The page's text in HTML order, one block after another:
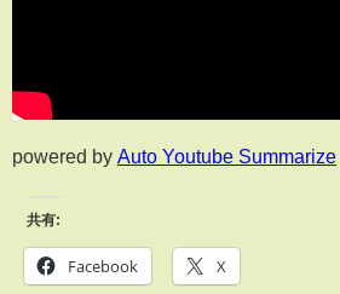
powered by Auto Youtube Summarize
共有:
Facebook X